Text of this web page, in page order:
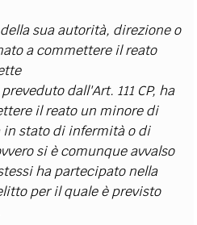
sua autorità, direzione o
a commettere il reato
dall'Art. 111 CP, ha
il reato un minore di
in stato di infermità o di
si è comunque avvalso
ha partecipato nella
per il quale è previsto